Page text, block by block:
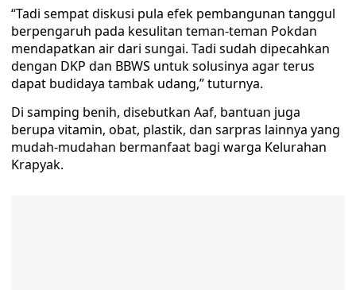
“Tadi sempat diskusi pula efek pembangunan tanggul
berpengaruh pada kesulitan teman-teman Pokdan
mendapatkan air dari sungai. Tadi sudah dipecahkan
dengan DKP dan BBWS untuk solusinya agar terus
dapat budidaya tambak udang,” tuturnya.
Di samping benih, disebutkan Aaf, bantuan juga
berupa vitamin, obat, plastik, dan sarpras lainnya yang
mudah-mudahan bermanfaat bagi warga Kelurahan
Krapyak.